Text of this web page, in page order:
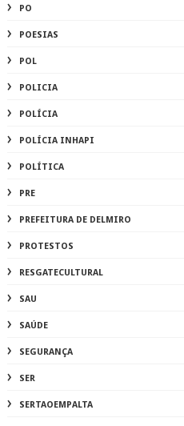
PO
POESIAS
POL
POLICIA
POLÍCIA
POLÍCIA INHAPI
POLÍTICA
PRE
PREFEITURA DE DELMIRO
PROTESTOS
RESGATECULTURAL
SAU
SAÚDE
SEGURANÇA
SER
SERTAOEMPALTA